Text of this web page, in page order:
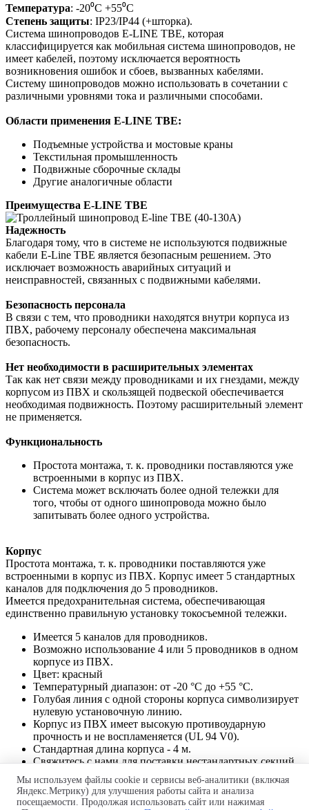
Температура: -20⁰С +55⁰С
Степень защиты: IP23/IP44 (+шторка).
Система шинопроводов Е-LINE TBE, которая
классифицируется как мобильная система шинопроводов, не
имеет кабелей, поэтому исключается вероятность
возникновения ошибок и сбоев, вызванных кабелями.
Систему шинопроводов можно использовать в сочетании с
различными уровнями тока и различными способами.
Области применения E-LINE TBE:
Подъемные устройства и мостовые краны
Текстильная промышленность
Подвижные сборочные склады
Другие аналогичные области
Преимущества E-LINE TBE
Надежность
Благодаря тому, что в системе не используются подвижные
кабели E-Line TBE является безопасным решением. Это
исключает возможность аварийных ситуаций и
неисправностей, связанных с подвижными кабелями.
Безопасность персонала
В связи с тем, что проводники находятся внутри корпуса из
ПВХ, рабочему персоналу обеспечена максимальная
безопасность.
Нет необходимости в расширительных элементах
Так как нет связи между проводниками и их гнездами, между
корпусом из ПВХ и скользящей подвеской обеспечивается
необходимая подвижность. Поэтому расширительный элемент
не применяется.
Функциональность
Простота монтажа, т. к. проводники поставляются уже
встроенными в корпус из ПВХ.
Система может всключать более одной тележки для
того, чтобы от одного шинопровода можно было
запитывать более одного устройства.
Корпус
Простота монтажа, т. к. проводники поставляются уже
встроенными в корпус из ПВХ. Корпус имеет 5 стандартных
каналов для подключения до 5 проводников.
Имеется предохранительная система, обеспечивающая
единственно правильную установку токосъемной тележки.
Имеется 5 каналов для проводников.
Возможно использование 4 или 5 проводников в одном
корпусе из ПВХ.
Цвет: красный
Температурный диапазон: от -20 °C до +55 °C.
Голубая линия с одной стороны корпуса символизирует
нулевую установочную линию.
Корпус из ПВХ имеет высокую противоударную
прочность и не воспламеняется (UL 94 V0).
Стандартная длина корпуса - 4 м.
Свяжитесь с нами для поставки нестандартных секций.
Производство и поставка шинных мостов.
Мы используем файлы cookie и сервисы веб-аналитики (включая
Яндекс.Метрику) для улучшения работы сайта и анализа
посещаемости. Продолжая использовать сайт или нажимая